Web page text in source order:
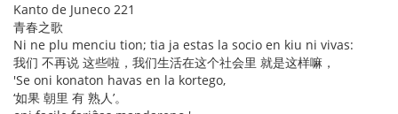
Kanto de Juneco 221
青春之歌
Ni ne plu menciu tion; tia ja estas la socio en kiu ni vivas:
我们 不再说 这些啦，我们生活在这个社会里 就是这样嘛，
'Se oni konaton havas en la kortego,
‘如果 朝里 有 熟人’。